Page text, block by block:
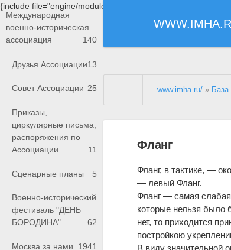
{include file="engine/modules/saperu/head.php"}
Международная
военно-историческая
ассоциация
140
Друзья Ассоциации13
Совет Ассоциации 25
Приказы,
циркулярные письма,
распоряжения по
Ассоциации
11
Сценарные планы 5
Военно-исторический
фестиваль "ДЕНЬ
БОРОДИНА"
62
Москва за нами. 1941
www.imha.ru/ » База
Фланг
Фланг, в тактике, —
— левый Фланг.
Фланг — самая слабая
которые нельзя было
нет, то приходится
постройкою
В виду значительной